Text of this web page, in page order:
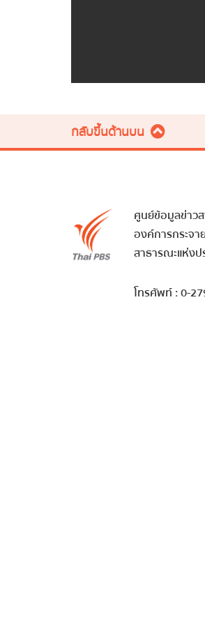
กลับขึ้นด้านบน
ศูนย์ข้อมูลข่าว
องค์การกระจา
สาธารณะแห่งป
โทรศัพท์ : 0-